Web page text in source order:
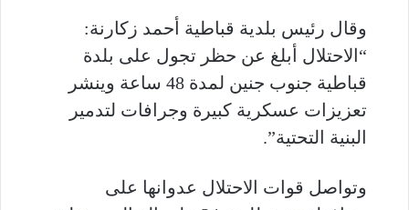
وقال رئيس بلدية قباطية أحمد زكارنة:
“الاحتلال أبلغ عن حظر تجول على بلدة
قباطية جنوب جنين لمدة 48 ساعة وينشر
تعزيزات عسكرية كبيرة وجرافات لتدمير
البنية التحتية”.
وتواصل قوات الاحتلال عدوانها على